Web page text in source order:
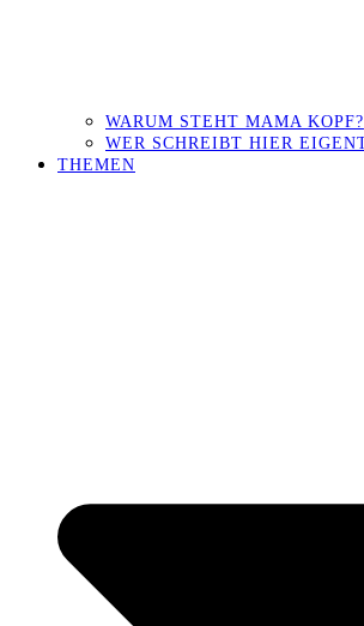
WARUM STEHT MAMA KOPF?
WER SCHREIBT HIER
THEMEN